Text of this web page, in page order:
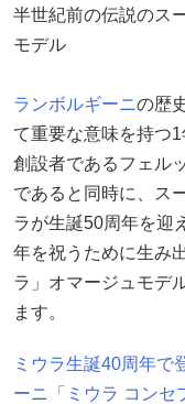
半世紀前の伝説のス
モデル
ランボルギーニの歴
て重要な意味を持つ
創設者であるフェル
であると同時に、ス
ラが生誕50周年を迎
年を祝うために生み
ラ」オマージュモデ
ます。
ミウラ生誕40周年で
ーニ「ミウラ コンセ